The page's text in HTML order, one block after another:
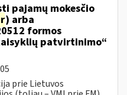
pajamų mokesčio
) arba
formos
patvirtinimo“
prie Lietuvos